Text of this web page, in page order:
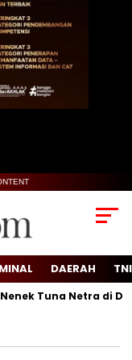
DAERAH
Tuna Netra di Desa